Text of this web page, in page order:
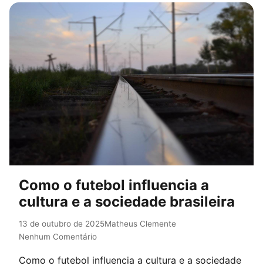
Como o futebol influencia a
cultura e a sociedade brasileira
13 de outubro de 2025Matheus Clemente
Nenhum Comentário
Como o futebol influencia a cultura e a sociedade